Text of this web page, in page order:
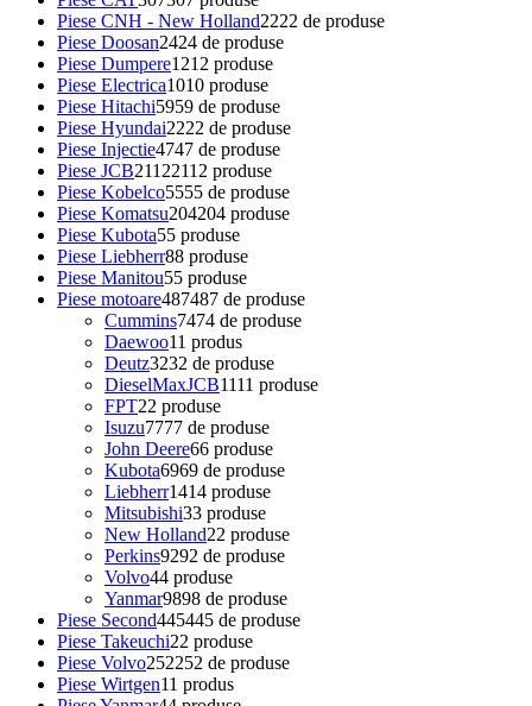
Piese CNH - New Holland2222 de produse
Piese Doosan2424 de produse
Piese Dumpere1212 produse
Piese Electrica1010 produse
Piese Hitachi5959 de produse
Piese Hyundai2222 de produse
Piese Injectie4747 de produse
Piese JCB21122112 produse
Piese Kobelco5555 de produse
Piese Komatsu204204 produse
Piese Kubota55 produse
Piese Liebherr88 produse
Piese Manitou55 produse
Piese motoare487487 de produse
Cummins7474 de produse
Daewoo11 produs
Deutz3232 de produse
DieselMaxJCB1111 produse
FPT22 produse
Isuzu7777 de produse
John Deere66 produse
Kubota6969 de produse
Liebherr1414 produse
Mitsubishi33 produse
New Holland22 produse
Perkins9292 de produse
Volvo44 produse
Yanmar9898 de produse
Piese Second445445 de produse
Piese Takeuchi22 produse
Piese Volvo252252 de produse
Piese Wirtgen11 produs